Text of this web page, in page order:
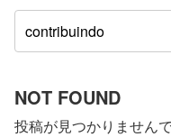
NOT FOUND
投稿が見つかりませんで